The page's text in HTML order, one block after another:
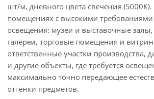
шт/м, дневного цвета свечения
помещениях с высокими требованиями
освещения: музеи и выставочные
галереи, торговые помещения и
ответственные участки производства,
и другие объекты, где требуется
максимально точно передающее
оттенки предметов.